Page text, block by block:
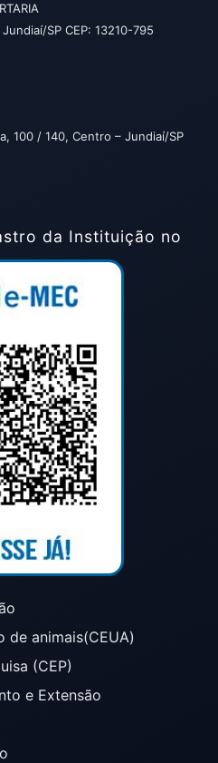
SP CEP: 13210-795
100 / 140, Centro – Jundiaí/SP
da Instituição no
de animais(CEUA)
(CEP)
e Extensão